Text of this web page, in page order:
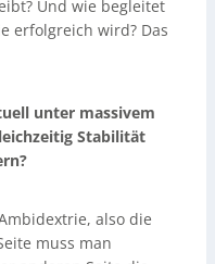
Und wie begleitet
erfolgreich wird? Das
unter massivem
Stabilität
also die
muss man